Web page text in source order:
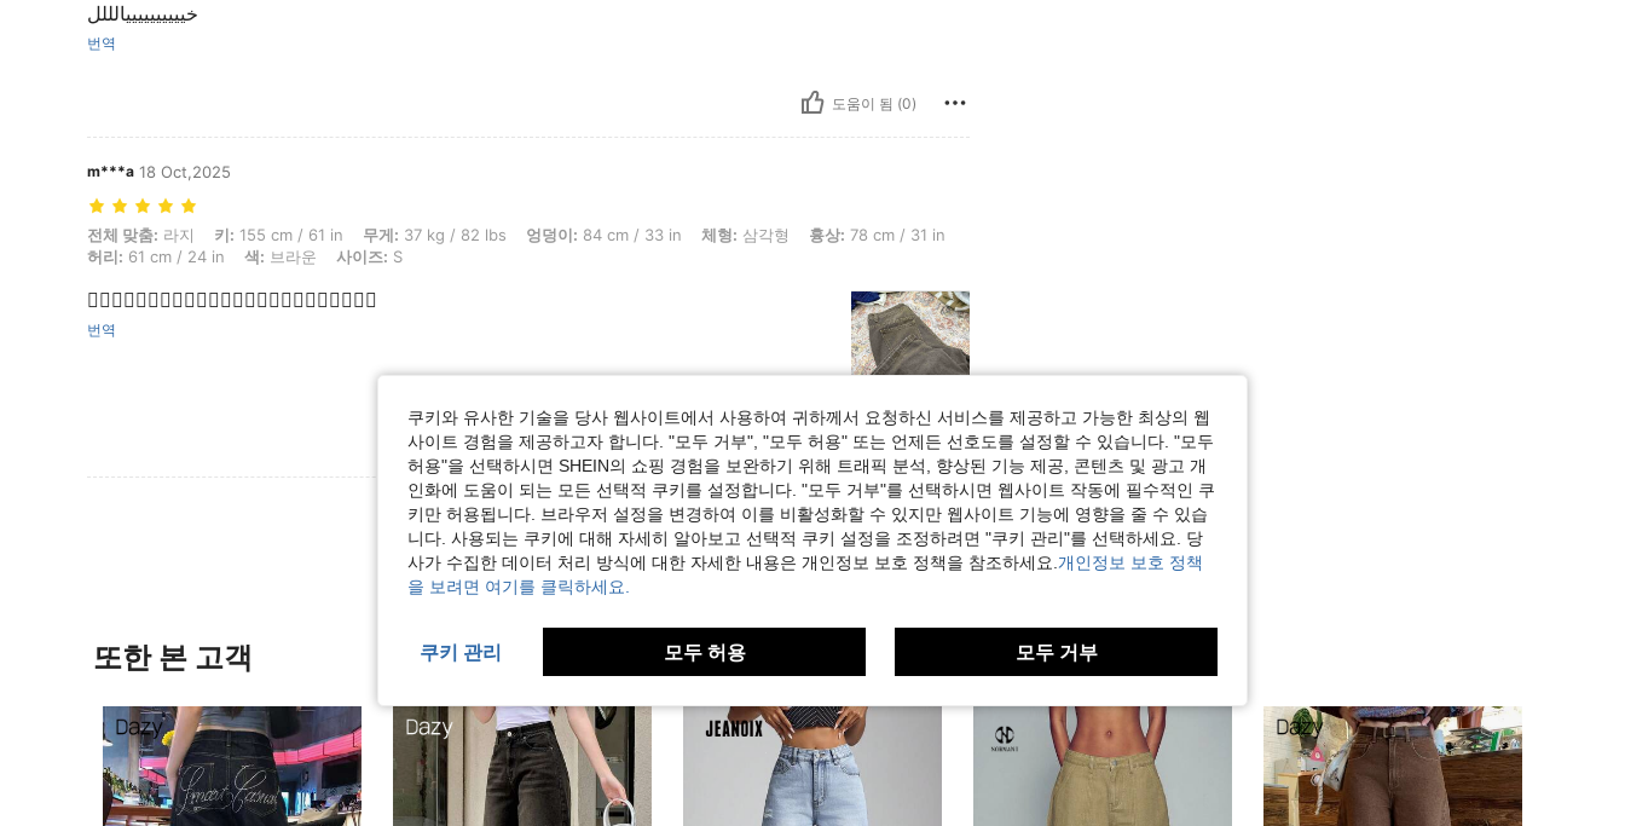
خييييييييييالللل
번역
도움이 됨 (0)
m***a 18 Oct,2025
전체 맞춤: 라지, 키: 155 cm / 61 in, 무게: 37 kg / 82 lbs, 엉덩이: 84 cm / 33 in, 체형: 삼각형, 흉상: 78 cm / 31 in, 허리: 61 cm / 24 in, 색: 브라운, 사이즈: S
전체 맞춤: 라지 키: 155 cm / 61 in 무게: 37 kg / 82 lbs 엉덩이: 84 cm / 33 in 체형: 삼각형 흉상: 78 cm / 31 in
허리: 61 cm / 24 in 색: 브라운 사이즈: S
👍🏻👍🏻👍🏻👍🏻👍🏻👍🏻👍🏻👍🏻👍🏻👍🏻👍🏻👍🏻
번역
도움이 됨 (1)
리뷰 더 보기
또한 본 고객
쿠키와 유사한 기술을 당사 웹사이트에서 사용하여 귀하께서 요청하신 서비스를 제공하고 가능한 최상의 웹
사이트 경험을 제공하고자 합니다. "모두 거부", "모두 허용" 또는 언제든 선호도를 설정할 수 있습니다. "모두
허용"을 선택하시면 SHEIN의 쇼핑 경험을 보완하기 위해 트래픽 분석, 향상된 기능 제공, 콘텐츠 및 광고 개
인화에 도움이 되는 모든 선택적 쿠키를 설정합니다. "모두 거부"를 선택하시면 웹사이트 작동에 필수적인 쿠
키만 허용됩니다. 브라우저 설정을 변경하여 이를 비활성화할 수 있지만 웹사이트 기능에 영향을 줄 수 있습
니다. 사용되는 쿠키에 대해 자세히 알아보고 선택적 쿠키 설정을 조정하려면 "쿠키 관리"를 선택하세요. 당
사가 수집한 데이터 처리 방식에 대한 자세한 내용은 개인정보 보호 정책을 참조하세요. 개인정보 보호 정책
을 보려면 여기를 클릭하세요.
쿠키 관리 모두 허용 모두 거부